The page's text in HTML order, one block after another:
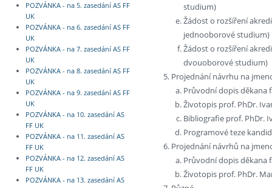
POZVÁNKA - na 5. zasedání AS FF
UK
POZVÁNKA - na 6. zasedání AS FF
UK
POZVÁNKA - na 7. zasedání AS FF
UK
POZVÁNKA - na 8. zasedání AS FF
UK
POZVÁNKA - na 9. zasedání AS FF
UK
POZVÁNKA - na 10. zasedání AS
FF UK
POZVÁNKA - na 11. zasedání AS
FF UK
POZVÁNKA - na 12. zasedání AS
FF UK
POZVÁNKA - na 13. zasedání AS
studium)
Žádost o rozšíření
jednooborové studium)
Žádost o rozšíření
dvouoborové studium)
Projednání návrhu na
Průvodní dopis děkana
Životopis prof. PhDr.
Bibliografie prof. PhDr.
Programové teze
Projednání návrhů na
Průvodní dopis děkana
Životopis prof. PhDr.